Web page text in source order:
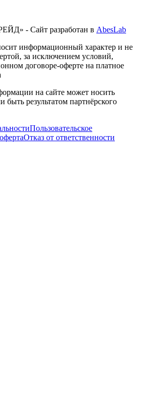
- Сайт разработан в AbesLab
информационный характер и не
за исключением условий,
договоре-оферте на платное
на сайте может носить
быть результатом партнёрского
Пользовательское
Отказ от ответственности